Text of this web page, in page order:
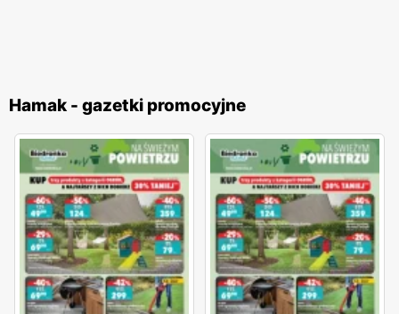
Hamak - gazetki promocyjne